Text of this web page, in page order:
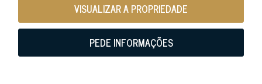
VISUALIZAR A PROPRIEDADE
PEDE INFORMAÇÕES